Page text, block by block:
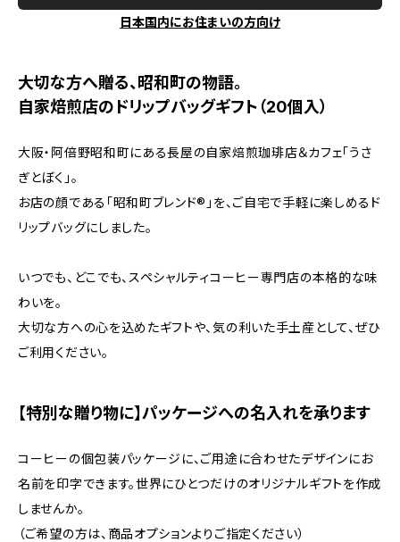
日本国内にお住まいの方向け
大切な方へ贈る、昭和町の物語。
自家焙煎店のドリップバッグギフト（20個入）
大阪・阿倍野昭和町にある長屋の自家焙煎珈琲店＆カフェ「うさ
ぎとぼく」。
お店の顔である「昭和町ブレンド®︎」を、ご自宅で手軽に楽しめるド
リップバッグにしました。
いつでも、どこでも、スペシャルティコーヒー専門店の本格的な味
わいを。
大切な方への心を込めたギフトや、気の利いた手土産として、ぜひ
ご利用ください。
【特別な贈り物に】パッケージへの名入れを承ります
コーヒーの個包装パッケージに、ご用途に合わせたデザインにお
名前を印字できます。世界にひとつだけのオリジナルギフトを作成
しませんか。
（ご希望の方は、商品オプションよりご指定ください）